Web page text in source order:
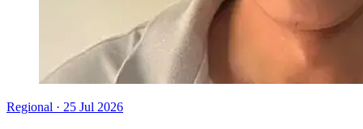
Regional · 25 Jul 2026